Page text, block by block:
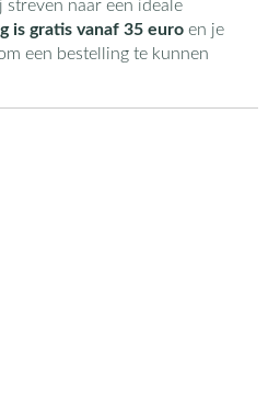
streven naar een ideale
is gratis vanaf 35 euroen je
een bestelling te kunnen